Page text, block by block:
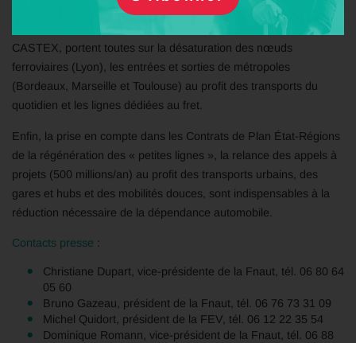
Les premières phases des grands projets de Lignes à Grande
Vitesse, dont les financements ont été annoncés par Jean
CASTEX, portent toutes sur la désaturation des nœuds
ferroviaires (Lyon), les entrées et sorties de métropoles
(Bordeaux, Marseille et Toulouse) au profit des transports du
quotidien et les lignes dédiées au fret.
Enfin, la prise en compte dans les Contrats de Plan État-Régions
de la régénération des « petites lignes », la relance des appels à
projets (500 millions/an) au profit des transports urbains, des
gares et hubs et des mobilités douces, sont indispensables à la
réduction nécessaire de la dépendance automobile.
Contacts presse :
Christiane Dupart, vice-présidente de la Fnaut, tél. 06 80 64
05 60
Bruno Gazeau, président de la Fnaut, tél. 06 76 73 31 09
Michel Quidort, président de la FEV, tél. 06 12 22 35 54
Dominique Romann, vice-président de la Fnaut, tél. 06 88